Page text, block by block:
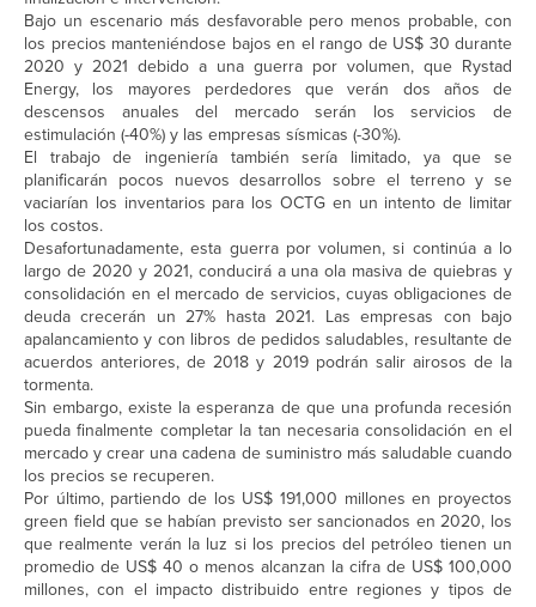
Bajo un escenario más desfavorable pero menos probable, con
los precios manteniéndose bajos en el rango de US$ 30 durante
2020 y 2021 debido a una guerra por volumen, que Rystad
Energy, los mayores perdedores que verán dos años de
descensos anuales del mercado serán los servicios de
estimulación (-40%) y las empresas sísmicas (-30%).
El trabajo de ingeniería también sería limitado, ya que se
planificarán pocos nuevos desarrollos sobre el terreno y se
vaciarían los inventarios para los OCTG en un intento de limitar
los costos.
Desafortunadamente, esta guerra por volumen, si continúa a lo
largo de 2020 y 2021, conducirá a una ola masiva de quiebras y
consolidación en el mercado de servicios, cuyas obligaciones de
deuda crecerán un 27% hasta 2021. Las empresas con bajo
apalancamiento y con libros de pedidos saludables, resultante de
acuerdos anteriores, de 2018 y 2019 podrán salir airosos de la
tormenta.
Sin embargo, existe la esperanza de que una profunda recesión
pueda finalmente completar la tan necesaria consolidación en el
mercado y crear una cadena de suministro más saludable cuando
los precios se recuperen.
Por último, partiendo de los US$ 191,000 millones en proyectos
green field que se habían previsto ser sancionados en 2020, los
que realmente verán la luz si los precios del petróleo tienen un
promedio de US$ 40 o menos alcanzan la cifra de US$ 100,000
millones, con el impacto distribuido entre regiones y tipos de